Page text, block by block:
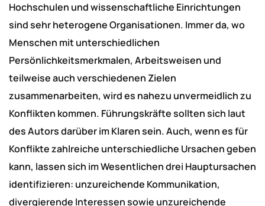
Hochschulen und wissenschaftliche Einrichtungen
sind sehr heterogene Organisationen. Immer da, wo
Menschen mit unterschiedlichen
Persönlichkeitsmerkmalen, Arbeitsweisen und
teilweise auch verschiedenen Zielen
zusammenarbeiten, wird es nahezu unvermeidlich zu
Konflikten kommen. Führungskräfte sollten sich laut
des Autors darüber im Klaren sein. Auch, wenn es für
Konflikte zahlreiche unterschiedliche Ursachen geben
kann, lassen sich im Wesentlichen drei Hauptursachen
identifizieren: unzureichende Kommunikation,
divergierende Interessen sowie unzureichende